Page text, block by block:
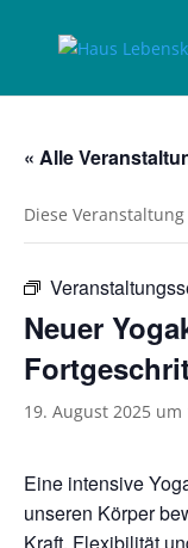
« Alle
Diese
Neuer
19. August 2025 um
Eine intensive
unseren Körper